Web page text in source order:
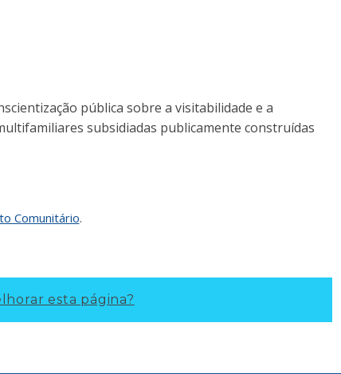
pública sobre a visitabilidade e a
subsidiadas publicamente construídas
Comunitário.
esta página?